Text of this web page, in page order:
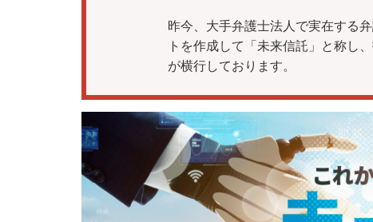
昨今、大手弁護士法人で実在する
トを作成して「未来信託」と称し
が横行しております。